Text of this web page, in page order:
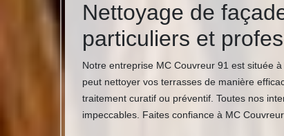
Nettoyage de
particuliers et
Notre entreprise MC Couvreur 91 est située
peut nettoyer vos terrasses de manière
traitement curatif ou préventif. Toutes nos
impeccables. Faites confiance à MC